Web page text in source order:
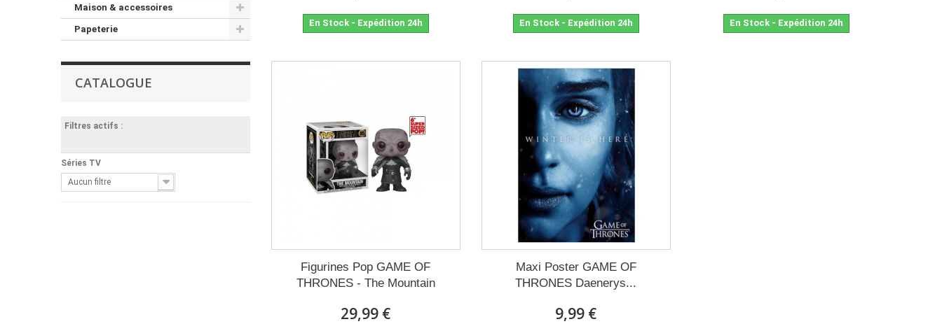
Maison & accessoires
Papeterie
CATALOGUE
Filtres actifs :
Séries TV
Aucun filtre
En Stock - Expédition 24h En Stock - Expédition 24h En Stock - Expédition 24h
Figurines Pop GAME OF
THRONES - The Mountain
29,99 €
Maxi Poster GAME OF
THRONES Daenerys...
9,99 €